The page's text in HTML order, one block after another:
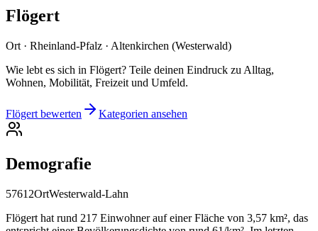
Flögert
Ort · Rheinland-Pfalz · Altenkirchen (Westerwald)
Wie lebt es sich in Flögert? Teile deinen Eindruck zu Alltag,
Wohnen, Mobilität, Freizeit und Umfeld.
Flögert bewerten Kategorien ansehen
Demografie
57612OrtWesterwald-Lahn
Flögert hat rund 217 Einwohner auf einer Fläche von 3,57 km², das